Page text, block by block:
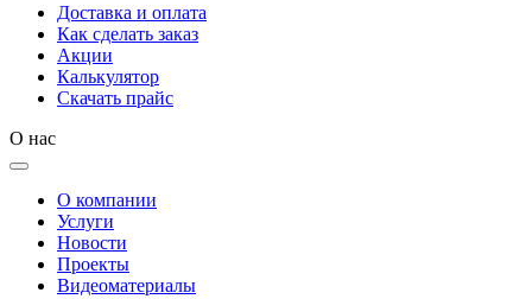
Доставка и оплата
Как сделать заказ
Акции
Калькулятор
Скачать прайс
О нас
О компании
Услуги
Новости
Проекты
Видеоматериалы